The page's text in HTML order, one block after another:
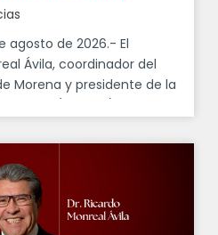
agosto de 2026.- El
Ávila, coordinador del
Morena y presidente de la
de Reforestación, que
domingo con la
de […]